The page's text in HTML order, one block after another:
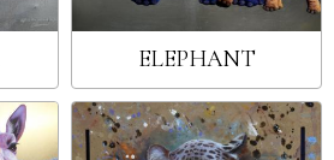
ELEPHANT